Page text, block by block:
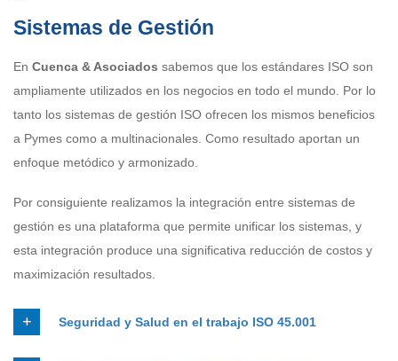
Sistemas de Gestión
En Cuenca & Asociados sabemos que los estándares ISO son
ampliamente utilizados en los negocios en todo el mundo. Por lo
tanto los sistemas de gestión ISO ofrecen los mismos beneficios
a Pymes como a multinacionales. Como resultado aportan un
enfoque metódico y armonizado.
Por consiguiente realizamos la integración entre sistemas de
gestión es una plataforma que permite unificar los sistemas, y
esta integración produce una significativa reducción de costos y
maximización resultados.
Seguridad y Salud en el trabajo ISO 45.001